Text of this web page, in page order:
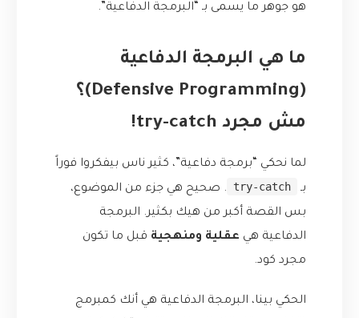
هو جوهر ما يسمى بـ “البرمجة الدفاعية”.
ما هي البرمجة الدفاعية
(Defensive Programming)؟
مش مجرد try-catch!
لما نحكي “برمجة دفاعية”، كثير ناس بيفكروا فوراً
بـ
try-catch
. صحيح هي جزء من الموضوع،
بس القصة أكبر من هيك بكثير. البرمجة
الدفاعية هي عقلية ومنهجية قبل ما تكون
مجرد كود.
الحكي بينا، البرمجة الدفاعية هي أنك كمبرمج